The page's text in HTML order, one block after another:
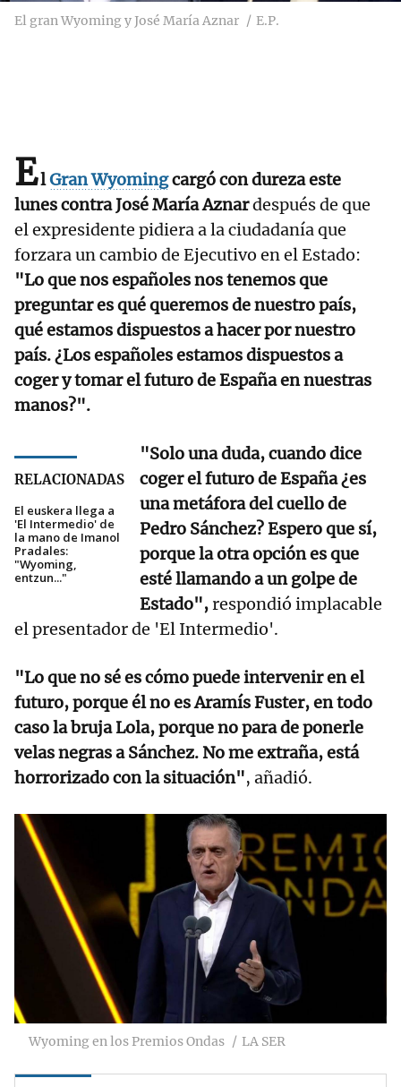
El gran Wyoming y José María Aznar E.P.
ElGran Wyomingcargó con dureza este
lunes contra José María Aznardespués de que
el expresidente pidiera a la ciudadanía que
forzara un cambio de Ejecutivo en el Estado:
"Lo que nos españoles nos tenemos que
preguntar es qué queremos de nuestro país,
qué estamos dispuestos a hacer por nuestro
país. ¿Los españoles estamos dispuestos a
coger y tomar el futuro de España en nuestras
manos?".
RELACIONADAS
El euskera llega a
'El Intermedio' de
la mano de Imanol
Pradales:
"Wyoming,
entzun..."
"Solo una duda, cuando dice
coger el futuro de España ¿es
una metáfora del cuello de
Pedro Sánchez? Espero que sí,
porque la otra opción es que
esté llamando a un golpe de
Estado",respondió implacable
el presentador de 'El Intermedio'.
"Lo que no sé es cómo puede intervenir en el
futuro, porque él no es Aramís Fuster, en todo
caso la bruja Lola, porque no para de ponerle
velas negras a Sánchez. No me extraña, está
horrorizado con la situación", añadió.
Wyoming en los Premios Ondas LA SER